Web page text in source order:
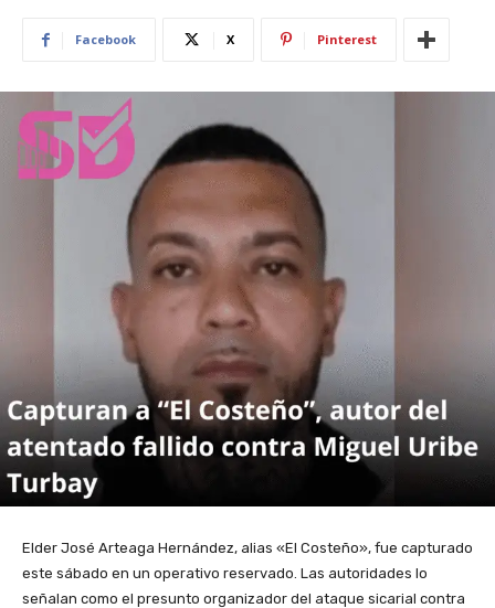
Facebook X Pinterest
Elder José Arteaga Hernández, alias «El Costeño», fue capturado
este sábado en un operativo reservado. Las autoridades lo
señalan como el presunto organizador del ataque sicarial contra